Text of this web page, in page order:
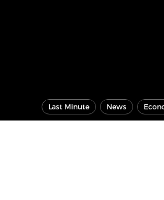
Last Minute News